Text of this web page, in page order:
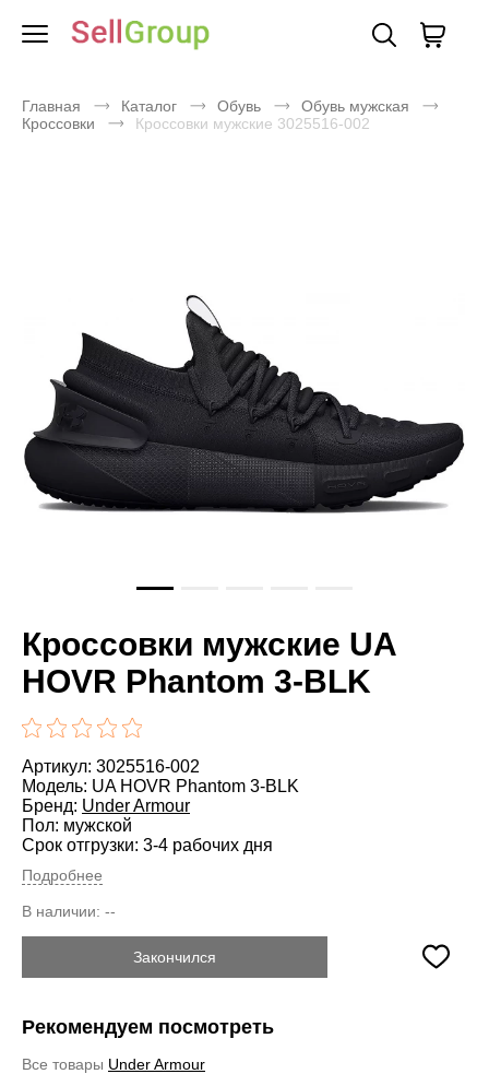
Главная Каталог Обувь
Обувь мужская
Кроссовки
Кроссовки мужские 3025516-002
Кроссовки мужские UA
HOVR Phantom 3-BLK
Артикул: 3025516-002
Модель: UA HOVR Phantom 3-BLK
Бренд: Under Armour
Пол: мужской
Срок отгрузки: 3-4 рабочих дня
Подробнее
В наличии: --
Закончился
Рекомендуем посмотреть
Все товары Under Armour